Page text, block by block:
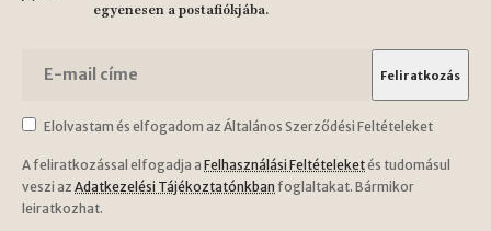
egyenesen a postafiókjába.
Elolvastam és elfogadom az Általános Szerződési Feltételeket
A feliratkozással elfogadja a Felhasználási Feltételeketés tudomásul
veszi az Adatkezelési Tájékoztatónkban foglaltakat. Bármikor
leiratkozhat.